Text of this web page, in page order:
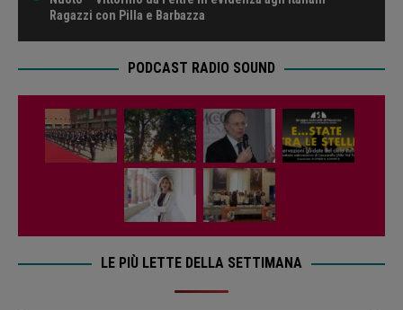
Ragazzi con Pilla e Barbazza
PODCAST RADIO SOUND
LE PIÙ LETTE DELLA SETTIMANA